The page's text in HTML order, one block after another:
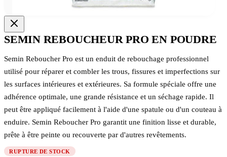
SEMIN REBOUCHEUR PRO EN POUDRE
Semin Reboucher Pro est un enduit de rebouchage professionnel
utilisé pour réparer et combler les trous, fissures et imperfections sur
les surfaces intérieures et extérieures. Sa formule spéciale offre une
adhérence optimale, une grande résistance et un séchage rapide. Il
peut être appliqué facilement à l'aide d'une spatule ou d'un couteau à
enduire. Semin Reboucher Pro garantit une finition lisse et durable,
prête à être peinte ou recouverte par d'autres revêtements.
RUPTURE DE STOCK